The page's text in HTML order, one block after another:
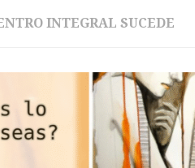
INTEGRAL SUCEDE